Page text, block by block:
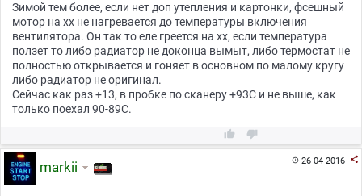
Зимой тем более, если нет доп утепления и картонки, фсешный
мотор на хх не нагревается до температуры включения
вентилятора. Он так то еле греется на хх, если температура
ползет то либо радиатор не доконца вымыт, либо термостат не
полностью открывается и гоняет в основном по малому кругу
либо радиатор не оригинал.
Сейчас как раз +13, в пробке по сканеру +93С и не выше, как
только поехал 90-89С.
 
26-04-2016 
markii